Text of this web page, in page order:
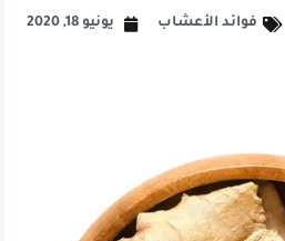
فوائد الأعشاب يونيو 18, 2020